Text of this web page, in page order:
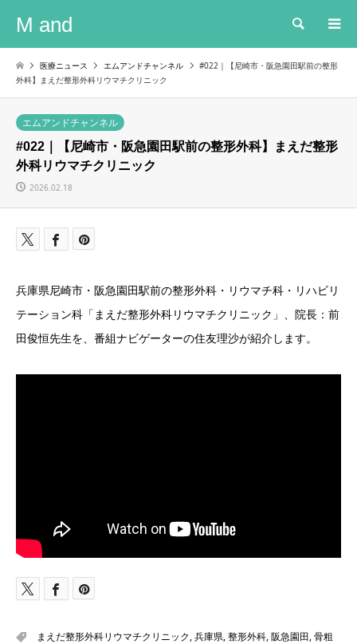
M and 検索
医療ニュース エムアンドチャンネル
#022｜【尼崎市・阪急園田駅前の整形
外科】まえだ整形外科リウマチクリニック
エムアンドチャンネル
#022｜【尼崎市・阪急園田駅前の整形外科】まえだ整形
外科リウマチクリニック
2026.02.18
兵庫県尼崎市・阪急園田駅前の整形外科・リウマチ科・リハビリ
テーション科「まえだ整形外科リウマチクリニック」、院長：前
田俊恒先生を、番組ナビゲーターの住友理沙が紹介します。
まえだ整形外科リウマチクリニック,兵庫県,整形外科,阪急園田,骨粗